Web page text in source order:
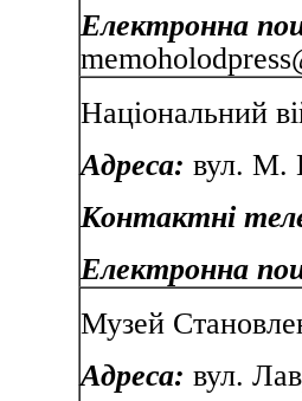
Електронна
Національний
Адреса: вул. М.
Контактні
Електронна
Музей
Адреса: вул.